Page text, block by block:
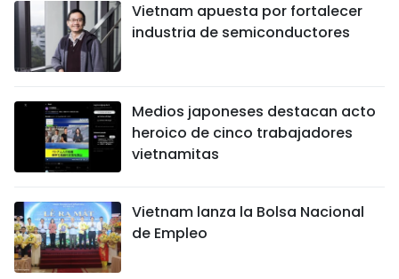
Vietnam apuesta por fortalecer
industria de semiconductores
Medios japoneses destacan acto
heroico de cinco trabajadores
vietnamitas
Vietnam lanza la Bolsa Nacional
de Empleo